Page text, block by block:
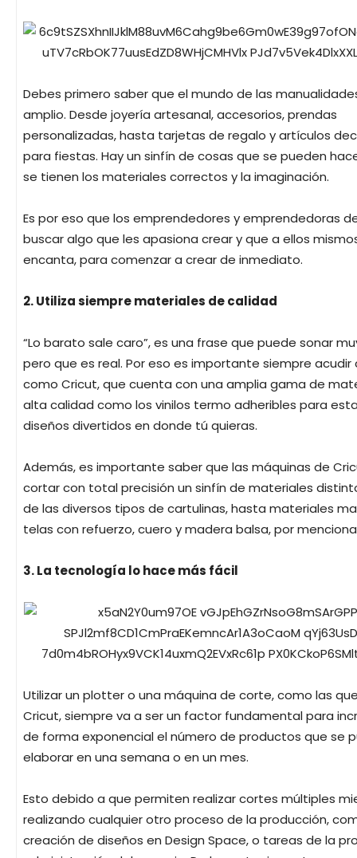
Debes primero saber que el mundo de las
amplio. Desde joyería artesanal, accesorios, prendas
personalizadas, hasta tarjetas de regalo y artículos
para fiestas. Hay un sinfín de cosas que se pueden
se tienen los materiales correctos y la imaginación.
Es por eso que los emprendedores y emprendedoras
buscar algo que les apasiona crear y que a ellos
encanta, para comenzar a crear de inmediato.
2. Utiliza siempre materiales de calidad
“Lo barato sale caro”, es una frase que puede sonar
pero que es real. Por eso es importante siempre acudir
como Cricut, que cuenta con una amplia gama de
alta calidad como los vinilos termo adheribles para
diseños divertidos en donde tú quieras.
Además, es importante saber que las máquinas de
cortar con total precisión un sinfín de materiales
de las diversos tipos de cartulinas, hasta materiales
telas con refuerzo, cuero y madera balsa, por
3. La tecnología lo hace más fácil
Utilizar un plotter o una máquina de corte, como las
Cricut, siempre va a ser un factor fundamental para
de forma exponencial el número de productos que se
elaborar en una semana o en un mes.
Esto debido a que permiten realizar cortes múltiples
realizando cualquier otro proceso de la producción,
creación de diseños en Design Space, o tareas de la